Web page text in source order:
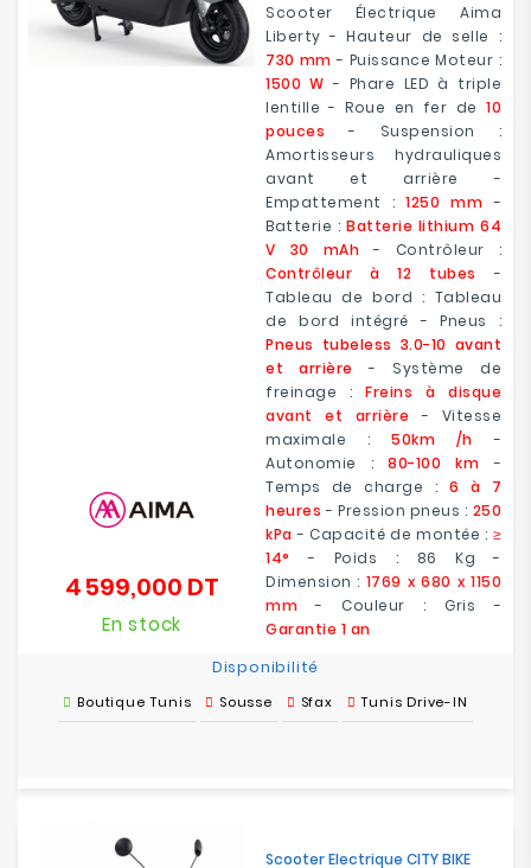
Scooter Électrique Aima
Liberty - Hauteur de selle :
730 mm - Puissance Moteur :
1500 W - Phare LED à triple
lentille - Roue en fer de 10
pouces - Suspension :
Amortisseurs hydrauliques
avant et arrière -
Empattement :1250 mm -
Batterie : Batterie lithium 64
V 30 mAh - Contrôleur :
Contrôleur à 12 tubes -
Tableau de bord : Tableau
de bord intégré - Pneus :
Pneus tubeless 3.0-10 avant
et arrière
- Système de
freinage : Freins à disque
avant et arrière - Vitesse
maximale : 50km /h -
Autonomie :80-100 km -
Temps de charge : 6 à 7
heures - Pression pneus : 250
kPa - Capacité de montée : ≥
14° - Poids : 86 Kg -
Dimension : 1769 x 680 x 1150
mm - Couleur : Gris -
Garantie 1 an
4 599,000 DTPrix
En stock
Disponibilité
Boutique Tunis Sousse Sfax Tunis Drive-IN
Scooter Electrique CITY BIKE